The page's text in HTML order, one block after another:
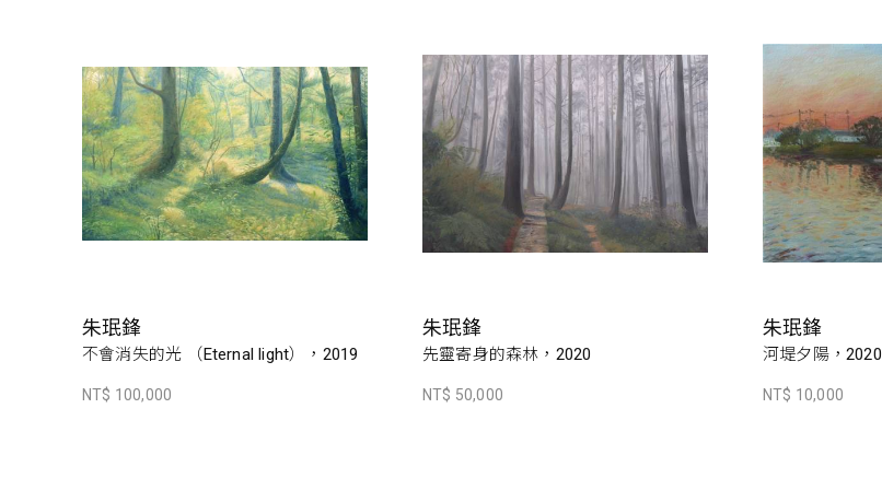
朱珉鋒
不會消失的光 （Eternal light），2019
NT$ 100,000
朱珉鋒
先靈寄身的森林，2020
NT$ 50,000
朱珉鋒
河堤夕陽，2020
NT$ 10,000